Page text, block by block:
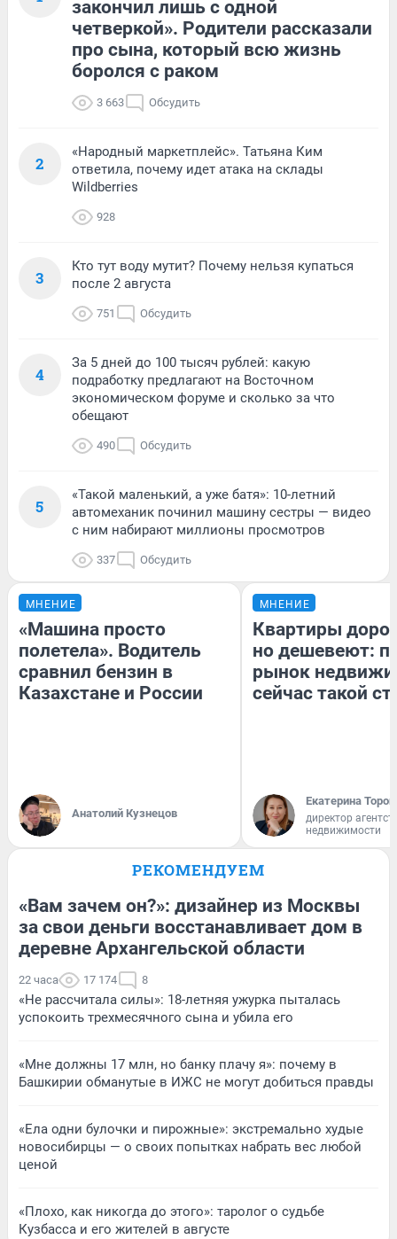
закончил лишь с одной
четверкой». Родители рассказали
про сына, который всю жизнь
боролся с раком
3 663 Обсудить
2
«Народный маркетплейс». Татьяна Ким
ответила, почему идет атака на склады
Wildberries
928
3
Кто тут воду мутит? Почему нельзя купаться
после 2 августа
751 Обсудить
4
За 5 дней до 100 тысяч рублей: какую
подработку предлагают на Восточном
экономическом форуме и сколько за что
обещают
490 Обсудить
5
«Такой маленький, а уже батя»: 10-летний
автомеханик починил машину сестры — видео
с ним набирают миллионы просмотров
337 Обсудить
МНЕНИЕ
«Машина просто
полетела». Водитель
сравнил бензин в
Казахстане и России
Анатолий Кузнецов
МНЕНИЕ
Квартиры
но дешевеют:
рынок
сейчас такой
Екатерина
директор
недвижимости
РЕКОМЕНДУЕМ
«Вам зачем он?»: дизайнер из Москвы
за свои деньги восстанавливает дом в
деревне Архангельской области
22 часа 17 174 8
«Не рассчитала силы»: 18-летняя ужурка пыталась
успокоить трехмесячного сына и убила его
«Мне должны 17 млн, но банку плачу я»: почему в
Башкирии обманутые в ИЖС не могут добиться правды
«Ела одни булочки и пирожные»: экстремально худые
новосибирцы — о своих попытках набрать вес любой
ценой
«Плохо, как никогда до этого»: таролог о судьбе
Кузбасса и его жителей в августе